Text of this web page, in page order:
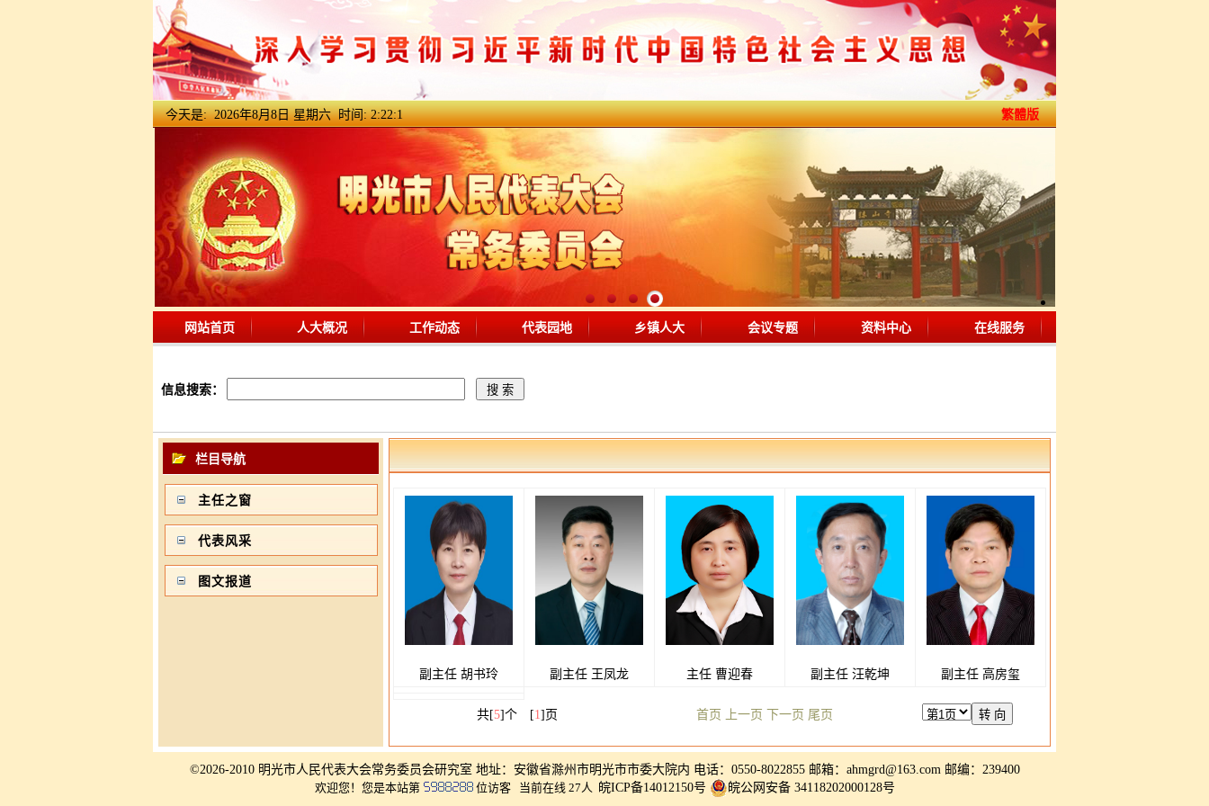
今天是:2026年8月8日 星期六 时间:2:22:2 繁體版
网站首页 人大概况 工作动态 代表园地 乡镇人大 会议专题 资料中心 在线服务
信息搜索：
栏目导航
主任之窗
代表风采
图文报道
副主任 胡书玲 副主任 王凤龙 主任 曹迎春 副主任 汪乾坤 副主任 高房玺
共[5]个 [1]页 首页 上一页 下一页 尾页
©2026-2010 明光市人民代表大会常务委员会研究室 地址：安徽省滁州市明光市市委大院内 电话：0550-8022855 邮箱： ahmgrd@163.com邮编：239400
欢迎您！您是本站第
位访客 当前在线 27人 皖ICP备14012150号 皖公网安备 34118202000128号